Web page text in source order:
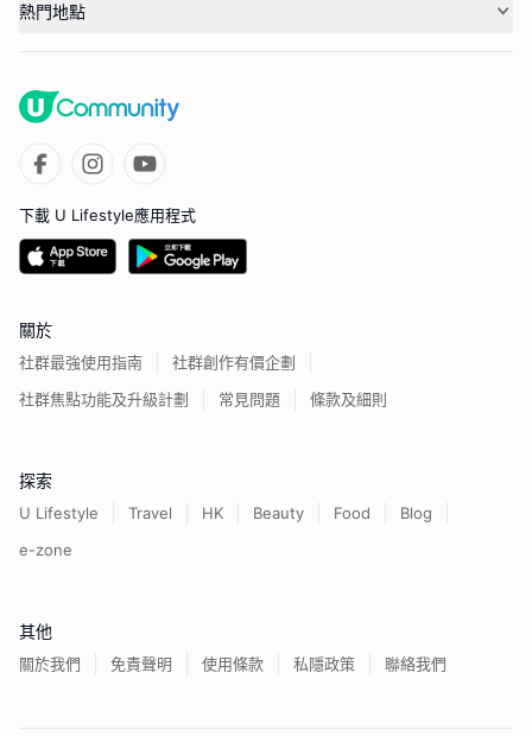
熱門地點
下載 U Lifestyle應用程式
關於
社群最強使用指南
社群創作有價企劃
社群焦點功能及升級計劃
常見問題 條款及細則
探索
U Lifestyle Travel HK Beauty Food
Blog
e-zone
其他
關於我們 免責聲明 使用條款 私隱政策 聯絡我們